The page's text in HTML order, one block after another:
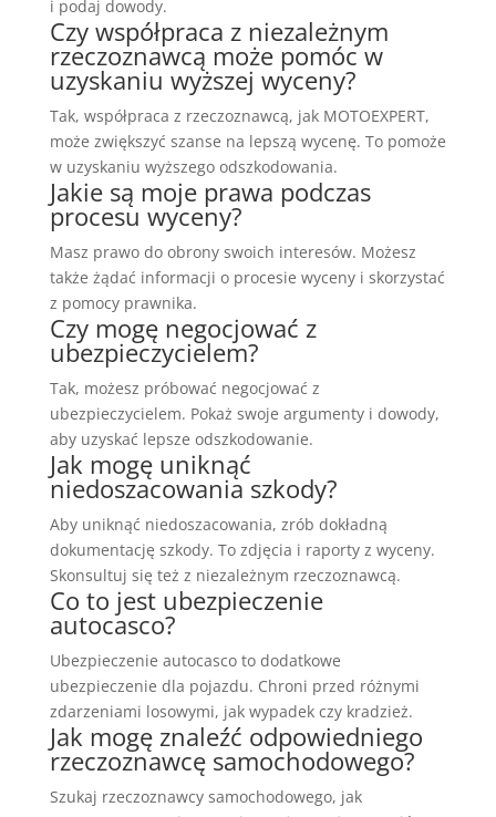
i podaj dowody.
Czy współpraca z niezależnym
rzeczoznawcą może pomóc w
uzyskaniu wyższej wyceny?
Tak, współpraca z rzeczoznawcą, jak MOTOEXPERT,
może zwiększyć szanse na lepszą wycenę. To pomoże
w uzyskaniu wyższego odszkodowania.
Jakie są moje prawa podczas
procesu wyceny?
Masz prawo do obrony swoich interesów. Możesz
także żądać informacji o procesie wyceny i skorzystać
z pomocy prawnika.
Czy mogę negocjować z
ubezpieczycielem?
Tak, możesz próbować negocjować z
ubezpieczycielem. Pokaż swoje argumenty i dowody,
aby uzyskać lepsze odszkodowanie.
Jak mogę uniknąć
niedoszacowania szkody?
Aby uniknąć niedoszacowania, zrób dokładną
dokumentację szkody. To zdjęcia i raporty z wyceny.
Skonsultuj się też z niezależnym rzeczoznawcą.
Co to jest ubezpieczenie
autocasco?
Ubezpieczenie autocasco to dodatkowe
ubezpieczenie dla pojazdu. Chroni przed różnymi
zdarzeniami losowymi, jak wypadek czy kradzież.
Jak mogę znaleźć odpowiedniego
rzeczoznawcę samochodowego?
Szukaj rzeczoznawcy samochodowego, jak